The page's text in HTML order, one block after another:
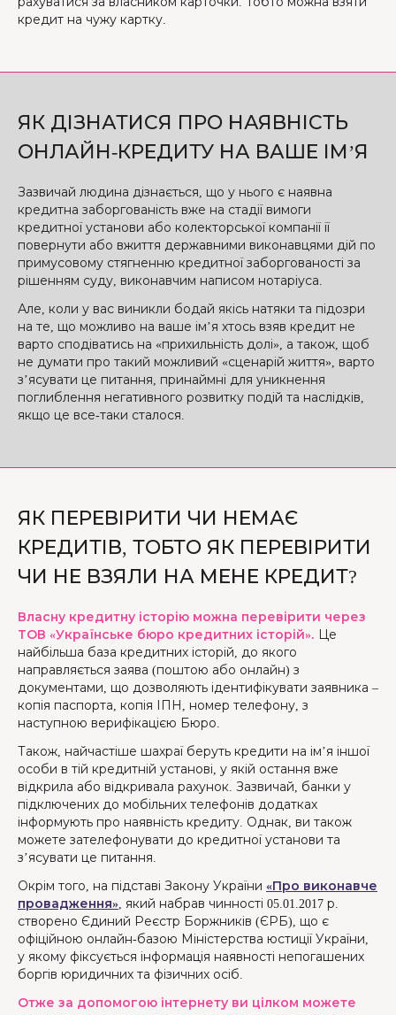
кредит на чужу картку.
ЯК ДІЗНАТИСЯ ПРО НАЯВНІСТЬ
ОНЛАЙН-КРЕДИТУ НА ВАШЕ ІМ’Я
Зазвичай людина дізнається, що у нього є наявна
кредитна заборгованість вже на стадії вимоги
кредитної установи або колекторської компанії її
повернути або вжиття державними виконавцями дій по
примусовому стягненню кредитної заборгованості за
рішенням суду, виконавчим написом нотаріуса.
Але, коли у вас виникли бодай якісь натяки та підозри
на те, що можливо на ваше ім’я хтось взяв кредит не
варто сподіватись на «прихильність долі», а також, щоб
не думати про такий можливий «сценарій життя», варто
з’ясувати це питання, принаймні для уникнення
поглиблення негативного розвитку подій та наслідків,
якщо це все-таки сталося.
ЯК ПЕРЕВІРИТИ ЧИ НЕМАЄ
КРЕДИТІВ, ТОБТО ЯК ПЕРЕВІРИТИ
ЧИ НЕ ВЗЯЛИ НА МЕНЕ КРЕДИТ?
Власну кредитну історію можна перевірити через
ТОВ «Українське бюро кредитних історій». Це
найбільша база кредитних історій, до якого
направляється заява (поштою або онлайн) з
документами, що дозволяють ідентифікувати заявника –
копія паспорта, копія ІПН, номер телефону, з
наступною верифікацією Бюро.
Також, найчастіше шахраї беруть кредити на ім’я іншої
особи в тій кредитній установі, у якій остання вже
відкрила або відкривала рахунок. Зазвичай, банки у
підключених до мобільних телефонів додатках
інформують про наявність кредиту. Однак, ви також
можете зателефонувати до кредитної установи та
з’ясувати це питання.
Окрім того, на підставі Закону України «Про виконавче
провадження», який набрав чинності 05.01.2017 р.
створено Єдиний Реєстр Боржників (ЄРБ), що є
офіційною онлайн-базою Міністерства юстиції України,
у якому фіксується інформація наявності непогашених
боргів юридичних та фізичних осіб.
Отже за допомогою інтернету ви цілком можете